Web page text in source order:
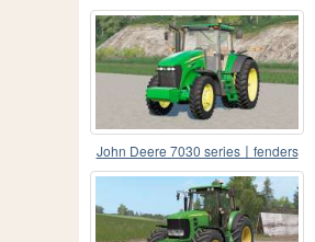
John Deere 7030 series〡fenders
configuration